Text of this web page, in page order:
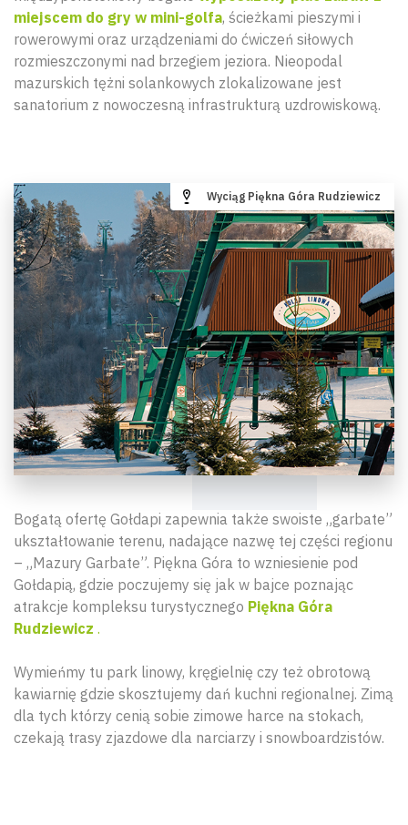
miejscem do gry w mini-golfa, ścieżkami pieszymi i
rowerowymi oraz urządzeniami do ćwiczeń siłowych
rozmieszczonymi nad brzegiem jeziora. Nieopodal
mazurskich tężni solankowych zlokalizowane jest
sanatorium z nowoczesną infrastrukturą uzdrowiskową.
Wyciąg Piękna Góra Rudziewicz
Bogatą ofertę Gołdapi zapewnia także swoiste „garbate”
ukształtowanie terenu, nadające nazwę tej części regionu
– „Mazury Garbate”. Piękna Góra to wzniesienie pod
Gołdapią, gdzie poczujemy się jak w bajce poznając
atrakcje kompleksu turystycznego Piękna Góra
Rudziewicz .
Wymieńmy tu park linowy, kręgielnię czy też obrotową
kawiarnię gdzie skosztujemy dań kuchni regionalnej. Zimą
dla tych którzy cenią sobie zimowe harce na stokach,
czekają trasy zjazdowe dla narciarzy i snowboardzistów.